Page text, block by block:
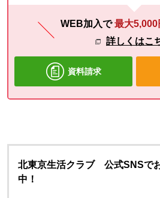
WEB加入で最大5,000
詳しくはこ
資料請求
北東京生活クラブ 公式SNSで
中！